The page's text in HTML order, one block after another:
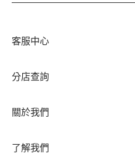
客服中心
我的帳戶
我的訂單
分店查詢
關於我們
了解我們